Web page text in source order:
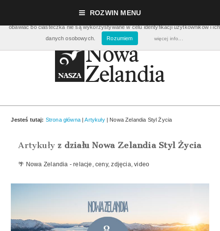
ROZWIN MENU
Jesteś tutaj: Strona główna|Artykuły| Nowa Zelandia Styl Życia
Artykuły z działu Nowa Zelandia Styl Życia
🌴 Nowa Zelandia - relacje, ceny, zdjęcia, video
Nasza strona używa ciasteczek (cookies), dzięki którym nasz serwis może działać
obawiać bo ciasteczka nie są wykorzystywane w celu identyfikacji użytkowników i ich
danych osobowych.
Rozumiem więcej info...